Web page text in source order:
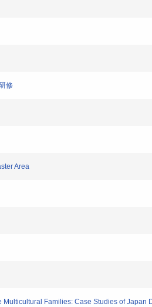
修
Area
Families: Case Studies of Japan